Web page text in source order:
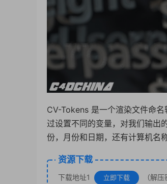
CV-Tokens 是一个渲染文件命
过设置不同的变量，对我们输出
份，月份和日期，还有计算机名
资源下载
下载地址1 立即下载 （解